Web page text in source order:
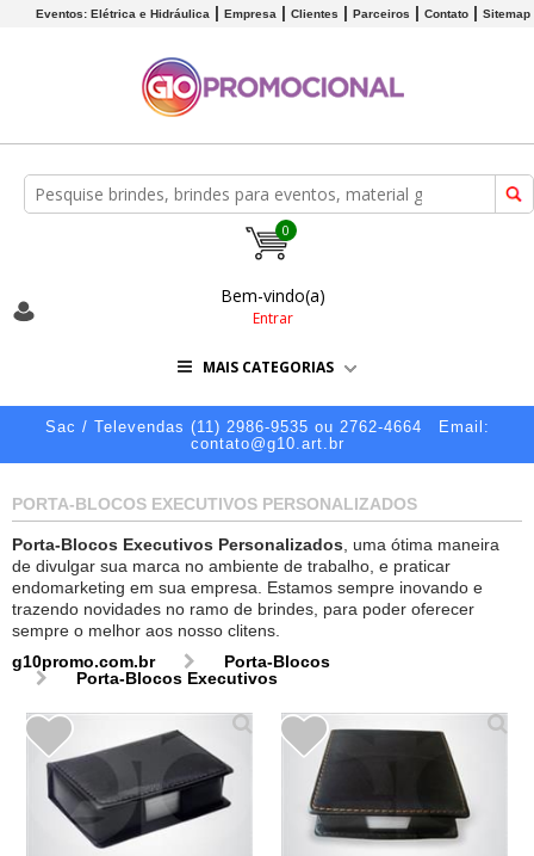
Eventos: Elétrica e Hidráulica Empresa Clientes Parceiros Contato Sitemap
0
Bem-vindo(a)
Entrar
MAIS CATEGORIAS
Sac / Televendas (11) 2986-9535 ou 2762-4664
Email:
contato@g10.art.br
PORTA-BLOCOS EXECUTIVOS PERSONALIZADOS
Porta-Blocos Executivos Personalizados , uma ótima maneira
de divulgar sua marca no ambiente de trabalho, e praticar
endomarketing em sua empresa. Estamos sempre inovando e
trazendo novidades no ramo de brindes, para poder oferecer
sempre o melhor aos nosso clitens.
g10promo.com.br
Porta-Blocos
Porta-Blocos Executivos